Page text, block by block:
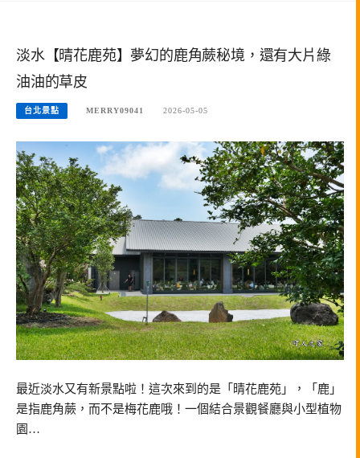
淡水【晴花鹿苑】夢幻的鹿角蕨秘境，還有大片綠
油油的草皮
台北景點 MERRY09041 2026-05-05
最近淡水又有新景點啦！這次來到的是「晴花鹿苑」，「鹿」
是指鹿角蕨，而不是梅花鹿哦！一個結合景觀餐廳與小型植物
園…